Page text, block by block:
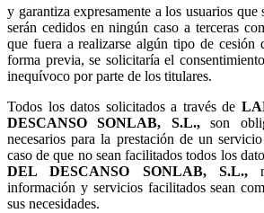
y garantiza expresamente a los usuarios que
serán cedidos en ningún caso a terceras
que fuera a realizarse algún tipo de cesión
forma previa, se solicitaría el
inequívoco por parte de los titulares.
Todos los datos solicitados a través de
DESCANSO SONLAB, S.L.,son
necesarios para la prestación de un
caso de que no sean facilitados todos los
DEL DESCANSO SONLAB, S.L.,
información y servicios facilitados sean
sus necesidades.